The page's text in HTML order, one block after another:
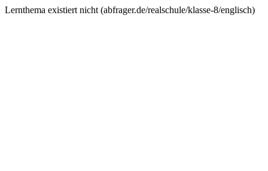
Lernthema existiert nicht (abfrager.de/realschule/klasse-8/englisch)